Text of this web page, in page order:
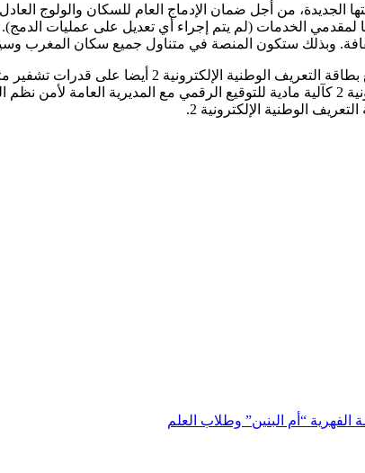
1: ستدعم المنصة، في نسختها الجديدة، من أجل ضمان الإدماج العام
شفافا لمقدمي الخدمات (لم يتم إجراء أي تعديل على
التوقيع الرقمي المستند إلى بطاقة التعريف الوطنية
الوطنية الإلكترونية 2.
“أم البنين” وطلاب العلم